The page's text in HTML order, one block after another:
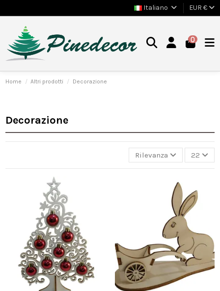
Italiano EUR €
0
Home Altri prodotti Decorazione
Decorazione
Rilevanza 22